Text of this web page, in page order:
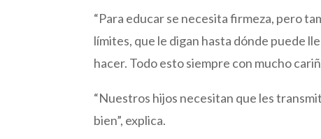
“Para educar se necesita firmeza, pero
límites, que le digan hasta dónde puede
hacer. Todo esto siempre con mucho
“Nuestros hijos necesitan que les
bien”, explica.